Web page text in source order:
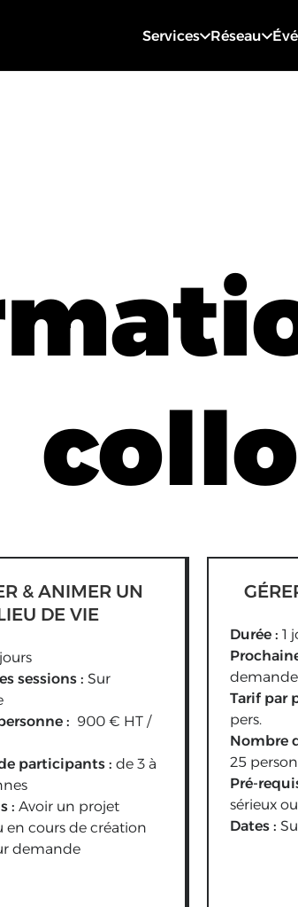
Services Réseau
& ANIMER UN
DE VIE
sessions : Sur
: 900 € HT /
participants : de 3 à
: Avoir un projet
en cours de création
demande
Durée : 1
demande
Tarif par
pers.
Nombre
25
Pré-
sérieux
Dates :